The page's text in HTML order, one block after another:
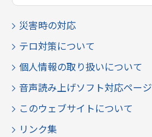
災害時の対応
テロ対策について
個人情報の取り扱いについて
音声読み上げソフト対応ページ
このウェブサイトについて
リンク集